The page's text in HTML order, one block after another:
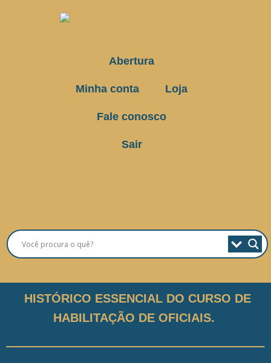
Abertura
Minha conta Loja
Fale conosco
Sair
HISTÓRICO ESSENCIAL DO CURSO DE
HABILITAÇÃO DE OFICIAIS.